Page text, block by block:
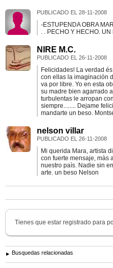
PUBLICADO EL 28-11-2008
-ESTUPENDA OBRA
. . PECHO Y HECHO. UN
NIRE M.C.
PUBLICADO EL 26-11-2008
Felicidades! La verdad
con ellas la imaginación
va por libre. Yo en esta
su madre bien agarrado
turbulentas le arropan
siempre........ Dejame
mandarte un beso.
nelson villar
PUBLICADO EL 26-11-2008
Mi querida Mara, artista
con fuerte mensaje, màs
nuestro paìs. Nadie sin
arte. un beso Nelson
Tienes que estar registrado para
Busquedas relacionadas